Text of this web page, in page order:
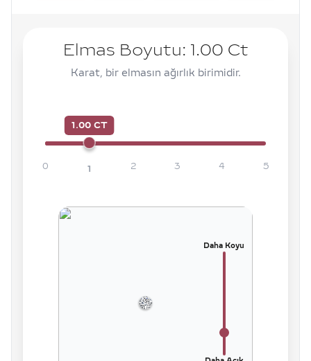
Elmas Boyutu: 1.00 Ct
Karat, bir elmasın ağırlık birimidir.
1.00 CT
0 1 2 3 4 5
Daha Koyu